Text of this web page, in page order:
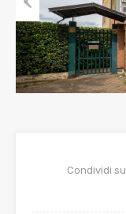
Prev
ious
Condividi su